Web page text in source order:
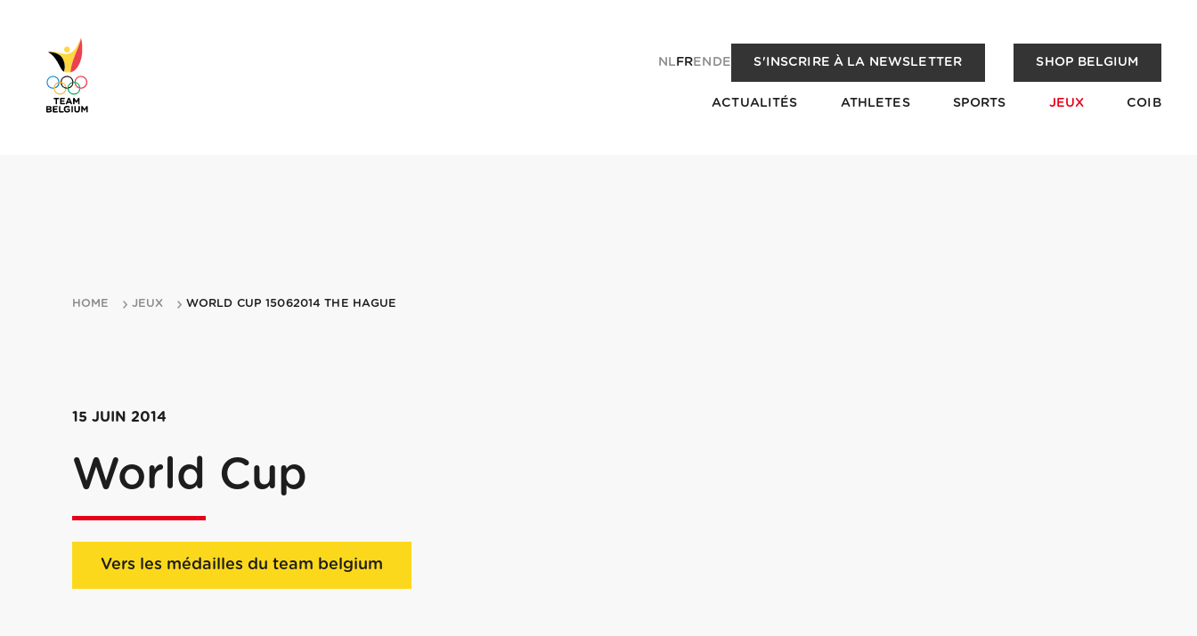
NLFREN DE S'INSCRIRE À LA NEWSLETTER SHOP BELGIUM
ACTUALITÉS ATHLETES SPORTS JEUX COIB
HOME JEUX WORLD CUP 15062014 THE HAGUE
15 JUIN 2014
World Cup
Vers les médailles du team belgium